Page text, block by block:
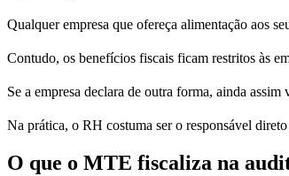
Qualquer empresa que ofereça alimentação aos
Contudo, os benefícios fiscais ficam restritos às
Se a empresa declara de outra forma, ainda
Na prática, o RH costuma ser o responsável
O que o MTE fiscaliza na